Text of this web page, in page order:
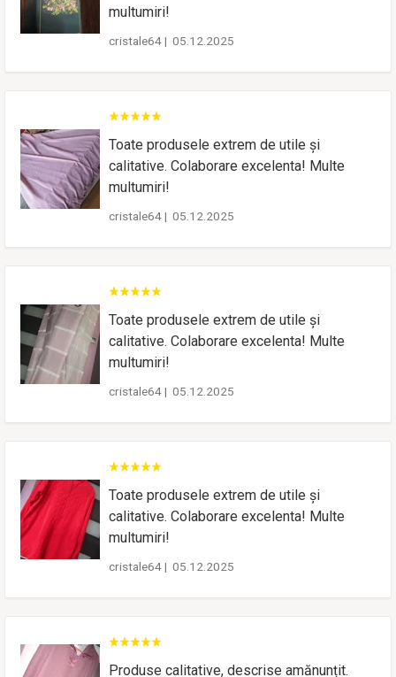
multumiri!
cristale64| 05.12.2025
Toate produsele extrem de utile și
calitative. Colaborare excelenta! Multe
multumiri!
cristale64| 05.12.2025
Toate produsele extrem de utile și
calitative. Colaborare excelenta! Multe
multumiri!
cristale64| 05.12.2025
Toate produsele extrem de utile și
calitative. Colaborare excelenta! Multe
multumiri!
cristale64| 05.12.2025
Produse calitative, descrise amănunțit.